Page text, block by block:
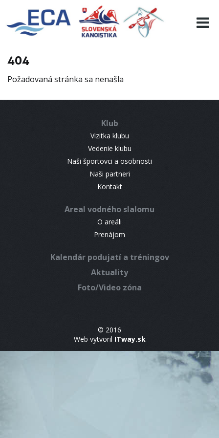
404
Požadovaná stránka sa nenašla
Klub
Vizitka klubu
Vedenie klubu
Naši športovci a osobnosti
Naši partneri
Kontakt
Areal vodného slalomu
O areáli
Prenájom
Kalendár podujatí a tréningov
Aktuality
Foto/Video zóna
© 2016
Web vytvoril ITway.sk
EURO 19
INFO
RESULTS
CONTACT